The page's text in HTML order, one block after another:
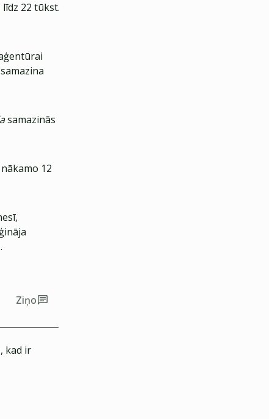
22 tūkst.
samazinās
12
Ziņo
kad ir